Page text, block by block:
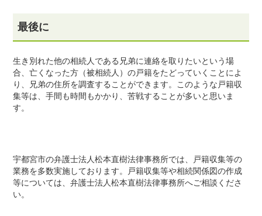
最後に
生き別れた他の相続人である兄弟に連絡を取りたいという場
合、亡くなった方（被相続人）の戸籍をたどっていくことによ
り、兄弟の住所を調査することができます。このような戸籍収
集等は、手間も時間もかかり、苦戦することが多いと思いま
す。
宇都宮市の弁護士法人松本直樹法律事務所では、戸籍収集等の
業務を多数実施しております。戸籍収集等や相続関係図の作成
等については、弁護士法人松本直樹法律事務所へご相談くださ
い。